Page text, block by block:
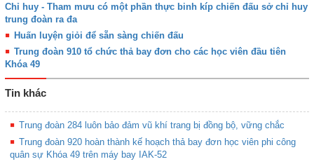
Chỉ huy - Tham mưu có một phần thực binh kíp chiến đấu sở chỉ huy
trung đoàn ra đa
Huấn luyện giỏi để sẵn sàng chiến đấu
Trung đoàn 910 tổ chức thả bay đơn cho các học viên đầu tiên
Khóa 49
Tin khác
Trung đoàn 284 luôn bảo đảm vũ khí trang bị đồng bộ, vững chắc
Trung đoàn 920 hoàn thành kế hoạch thả bay đơn học viên phi công
quân sự Khóa 49 trên máy bay IAK-52